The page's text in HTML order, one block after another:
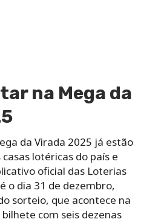
na Mega da
da Virada 2025 já estão
lotéricas do país e
oficial das Loterias
o dia 31 de dezembro,
sorteio, que acontece na
com seis dezenas